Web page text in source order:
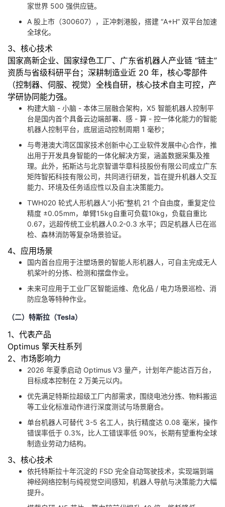
家世界 500 强供应链。
A 股上市（300607），正冲刺港股，搭建 “A+H” 双平台加速
全球化。
3、核心技术
国家高新企业、国家绿色工厂、广东省机器人产业链 “链主”
资质与省级科研平台；深耕制造业近 20 年，核心零部件
（控制器、伺服、视觉）全栈自研，核心技术自主可控，产
学研协同能力强。
构建大脑 - 小脑 - 本体三层融合架构，X5 智能机器人控制平
台是国内首个具备云边端部署、感 - 算 - 控一体化能力的智能
机器人控制平台，底层运动控制周期 1 毫秒；
与粤港澳大湾区国家技术创新中心工业软件发展中心合作，推
出用于开发具身智能的一体化解决方案，涵盖数据采集及推
理。此外，拓斯达与北京智谱华章科技股份有限公司成立广东
矩阵智拓科技有限公司，共同进行研发，旨在提升机器人交互
能力、环境及任务适应性以及自主决策能力。
TWH020 轮式人形机器人“小拓”整机 21 个自由度，重复定位
精度 ±0.05mm，单臂15kg自重可负载10kg，负载自重比
0.67，远超传统工业机器人0.2-0.3 水平；四足机器人已在巡
检、森林消防等复杂场景验证。
4、应用场景
国内首台应用于注塑场景的智能人形机器人，可自主完成无人
机桨叶的分拣、检测和摆盘作业。
未来可应用于工业厂区智能运维、危化品 / 电力场景巡检、消
防应急等特种作业。
（二）特斯拉（Tesla）
1、代表产品
Optimus 擎天柱系列
2、市场影响力
2026 年夏季启动 Optimus V3 量产，计划年产能达百万台，
目标成本控制在 2 万美元以内。
优先满足特斯拉超级工厂内部需求，围绕电池分拣、物料搬运
等工业化标准动作进行深度测试与场景磨合。
单台机器人可替代 3-5 名工人，执行精度达 0.08 毫米，操作
错误率低于 0.3%，比人工错误率低 90%，长期有望重构全球
制造业劳动力结构。
3、核心技术
依托特斯拉十年沉淀的 FSD 完全自动驾驶技术，实现端到端
神经网络控制与纯视觉空间感知，机器人导航与决策能力大幅
提升。